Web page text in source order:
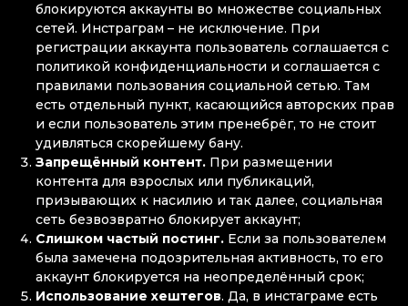
блокируются аккаунты во множестве социальных
сетей. Инстраграм – не исключение. При
регистрации аккаунта пользователь соглашается с
политикой конфиденциальности и соглашается с
правилами пользования социальной сетью. Там
есть отдельный пункт, касающийся авторских прав
и если пользователь этим пренебрёг, то не стоит
удивляться скорейшему бану.
Запрещённый контент. При размещении
контента для взрослых или публикаций,
призывающих к насилию и так далее, социальная
сеть безвозвратно блокирует аккаунт;
Слишком частый постинг. Если за пользователем
была замечена подозрительная активность, то его
аккаунт блокируется на неопределённый срок;
Использование хештегов. Да, в инстаграме есть